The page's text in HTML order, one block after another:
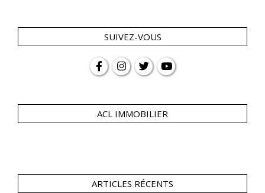
SUIVEZ-VOUS
ACL IMMOBILIER
ARTICLES RÉCENTS